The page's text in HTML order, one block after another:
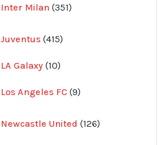
Inter Milan 351
produkter
Juventus 415
produkter
LA Galaxy 1010
Los Angeles FC 9
produkter
Newcastle United 126
produkter